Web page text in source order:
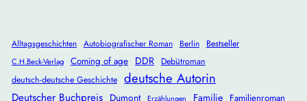
Alltagsgeschichten Autobiografischer Roman Berlin Bestseller
C.H.Beck-Verlag Coming of age DDR
Debütroman
deutsch-deutsche Geschichte deutsche Autorin
Deutscher Buchpreis Dumont Erzählungen Familie Familienroman